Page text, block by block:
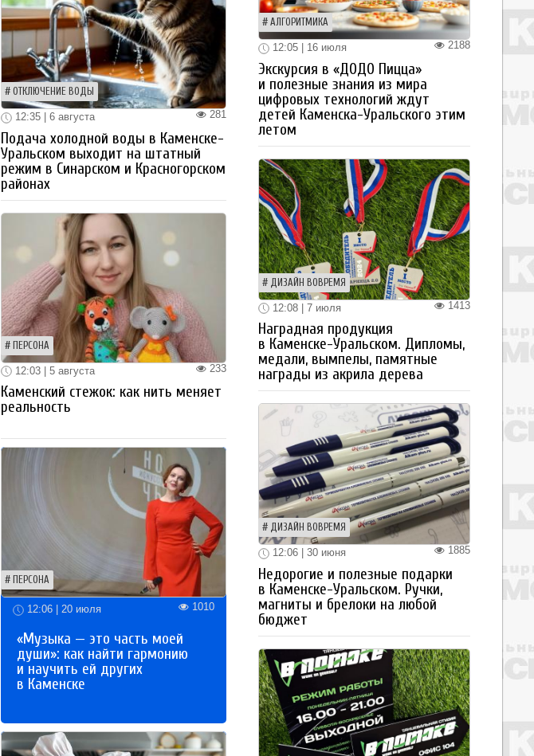
ОТКЛЮЧЕНИЕ ВОДЫ
281
12:35 | 6 августа
Подача холодной воды в Каменске-
Уральском выходит на штатный
режим в Синарском и Красногорском
районах
ПЕРСОНА
233
12:03 | 5 августа
Каменский стежок: как нить меняет
реальность
ПЕРСОНА
12:06 | 20 июля 1010
«Музыка — это часть моей
души»: как найти гармонию
и научить ей других
в Каменске
АЛГОРИТМИКА
2188
12:05 | 16 июля
Экскурсия в «ДОДО Пицца»
и полезные знания из мира
цифровых технологий ждут
детей Каменска-Уральского этим
летом
ДИЗАЙН ВОВРЕМЯ
1413
12:08 | 7 июля
Наградная продукция
в Каменске-Уральском. Дипломы,
медали, вымпелы, памятные
награды из акрила дерева
ДИЗАЙН ВОВРЕМЯ
1885
12:06 | 30 июня
Недорогие и полезные подарки
в Каменске-Уральском. Ручки,
магниты и брелоки на любой
бюджет